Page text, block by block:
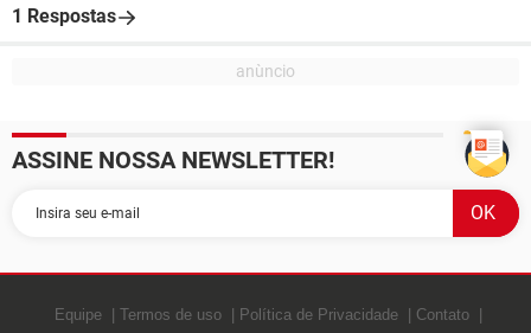
1 Respostas
ASSINE NOSSA NEWSLETTER!
Equipe Termos de uso Política de Privacidade
Contato